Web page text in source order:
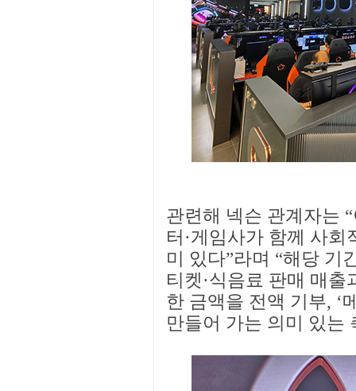
관련해 넥슨 관계자는
터·게임사가 함께 사
미 있다”라며 “해당 기
티켓·식음료 판매 매
한 금액을 전액 기부, ‘
만들어 가는 의미 있는